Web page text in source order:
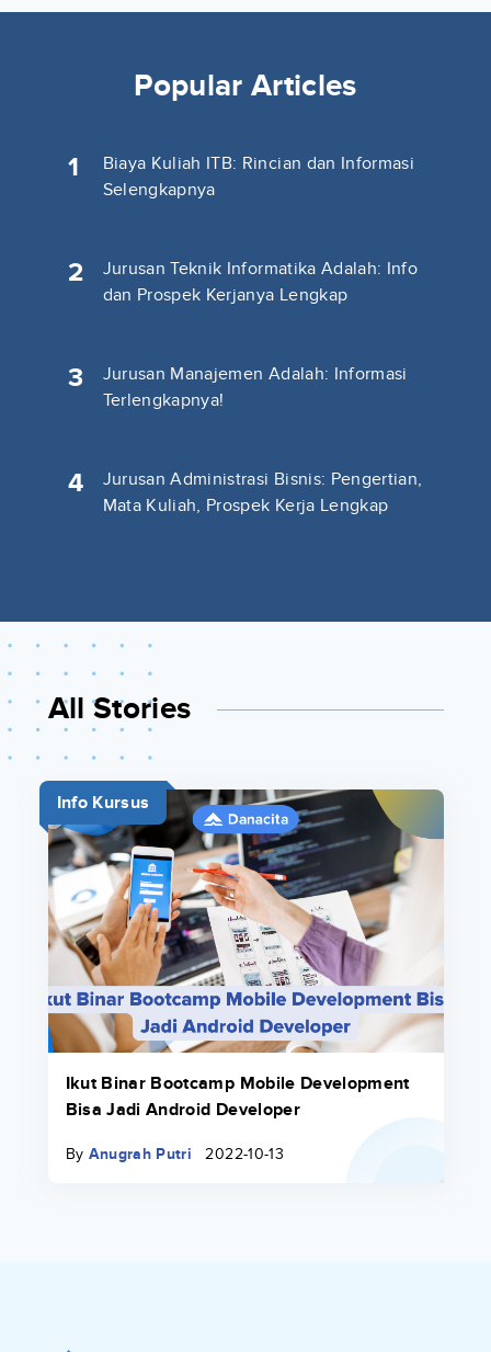
Popular Articles
1
Biaya Kuliah ITB: Rincian dan Informasi
Selengkapnya
2
Jurusan Teknik Informatika Adalah: Info
dan Prospek Kerjanya Lengkap
3
Jurusan Manajemen Adalah: Informasi
Terlengkapnya!
4
Jurusan Administrasi Bisnis: Pengertian,
Mata Kuliah, Prospek Kerja Lengkap
All Stories
Info Kursus
Ikut Binar Bootcamp Mobile Development
Bisa Jadi Android Developer
By Anugrah Putri 2022-10-13